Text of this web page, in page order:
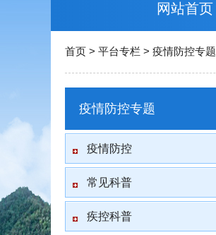
网站首页
首页 > 平台专栏 > 疫情防控专题
疫情防控专题
疫情防控
常见科普
疾控科普